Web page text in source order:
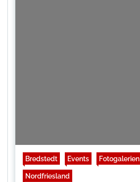
Bredstedt Events Fotogalerien
Nordfriesland